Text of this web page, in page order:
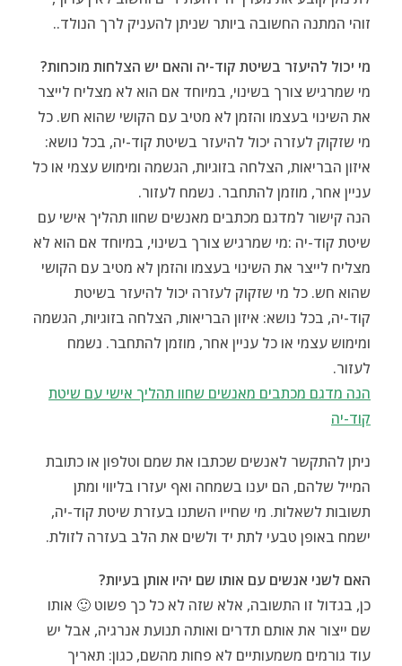
זוהי המתנה החשובה ביותר שניתן להעניק לרך הנולד..
מי יכול להיעזר בשיטת קוד-יה והאם יש הצלחות מוכחות?
מי שמרגיש צורך בשינוי, במיוחד אם הוא לא מצליח לייצר
את השינוי בעצמו והזמן לא מטיב עם הקושי שהוא חש. כל
מי שזקוק לעזרה יכול להיעזר בשיטת קוד-יה, בכל נושא:
איזון הבריאות, הצלחה בזוגיות, הגשמה ומימוש עצמי או כל
עניין אחר, מוזמן להתחבר. נשמח לעזור.
הנה קישור למדגם מכתבים מאנשים שחוו תהליך אישי עם
שיטת קוד-יה :מי שמרגיש צורך בשינוי, במיוחד אם הוא לא
מצליח לייצר את השינוי בעצמו והזמן לא מטיב עם הקושי
שהוא חש. כל מי שזקוק לעזרה יכול להיעזר בשיטת
קוד-יה, בכל נושא: איזון הבריאות, הצלחה בזוגיות, הגשמה
ומימוש עצמי או כל עניין אחר, מוזמן להתחבר. נשמח
לעזור.
הנה מדגם מכתבים מאנשים שחוו תהליך אישי עם שיטת
קוד-יה
ניתן להתקשר לאנשים שכתבו את שמם וטלפון או כתובת
המייל שלהם, הם יענו בשמחה ואף יעזרו בליווי ומתן
תשובות לשאלות. מי שחייו השתנו בעזרת שיטת קוד-יה,
ישמח באופן טבעי לתת יד ולשים את הלב בעזרה לזולת.
האם לשני אנשים עם אותו שם יהיו אותן בעיות?
כן, בגדול זו התשובה, אלא שזה לא כל כך פשוט 🙂 אותו
שם ייצור את אותם תדרים ואותה תנועת אנרגיה, אבל יש
עוד גורמים משמעותיים לא פחות מהשם, כגון: תאריך